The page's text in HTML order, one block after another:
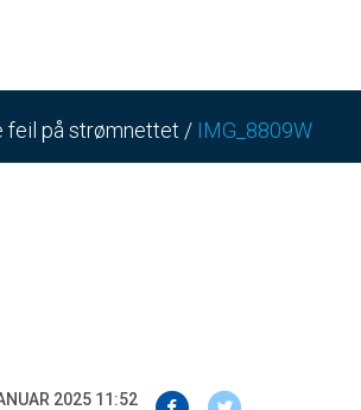
feil på strømnettet / IMG_8809W
2025 11:52